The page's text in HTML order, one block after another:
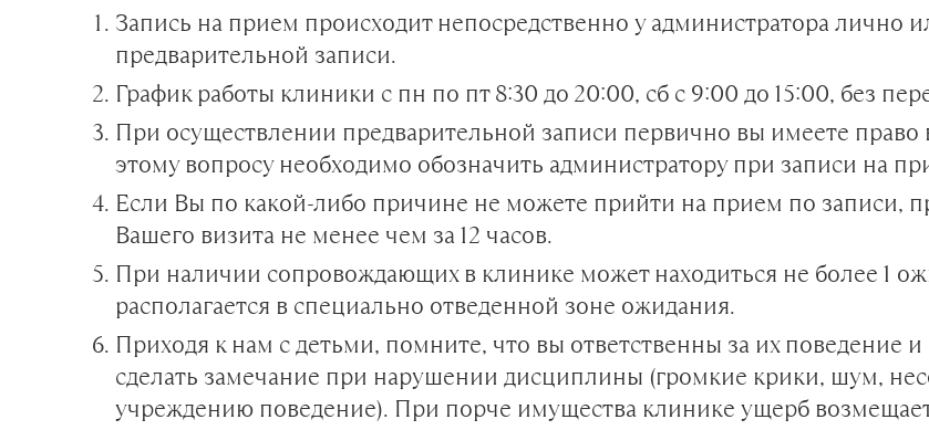
Запись на прием происходит непосредственно у администратора лично
предварительной записи.
График работы клиники с пн по пт 8:30 до 20:00, сб с 9:00 до 15:00, без
При осуществлении предварительной записи первично вы имеете
этому вопросу необходимо обозначить администратору при записи на
Если Вы по какой-либо причине не можете прийти на прием по записи,
Вашего визита не менее чем за 12 часов.
При наличии сопровождающих в клинике может находиться не более 1
располагается в специально отведенной зоне ожидания.
Приходя к нам с детьми, помните, что вы ответственны за их поведение
сделать замечание при нарушении дисциплины (громкие крики, шум,
учреждению поведение). При порче имущества клинике ущерб